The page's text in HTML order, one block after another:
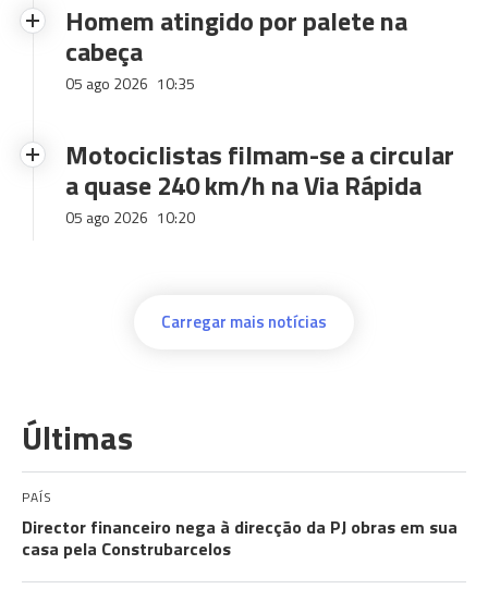
Homem atingido por palete na
cabeça
05 ago 2026 10:35
Motociclistas filmam-se a circular
a quase 240 km/h na Via Rápida
05 ago 2026 10:20
Carregar mais notícias
Últimas
PAÍS
Director financeiro nega à direcção da PJ obras em sua
casa pela Construbarcelos